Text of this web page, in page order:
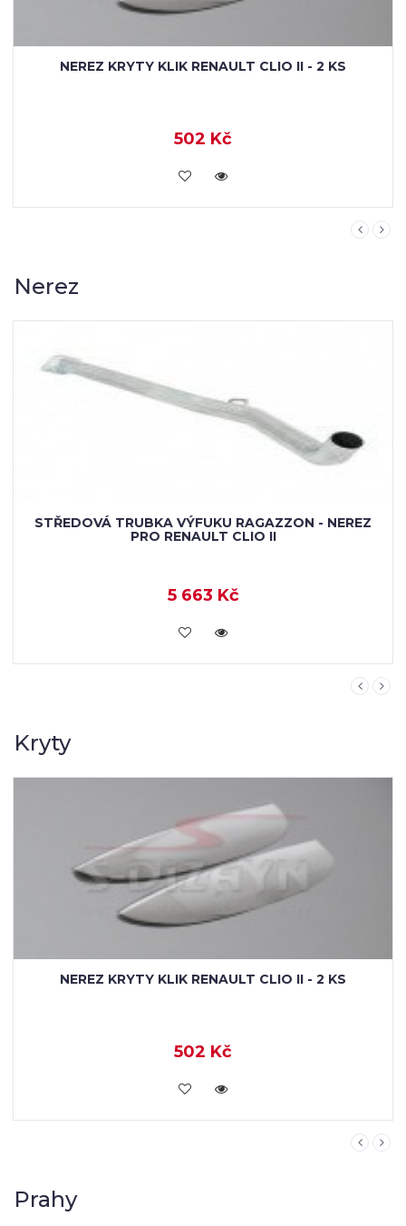
NEREZ KRYTY KLIK RENAULT CLIO II - 2 KS
502 Kč
KOUPIT
Nerez
STŘEDOVÁ TRUBKA VÝFUKU RAGAZZON - NEREZ
PRO RENAULT CLIO II
5 663 Kč
KOUPIT
Kryty
NEREZ KRYTY KLIK RENAULT CLIO II - 2 KS
502 Kč
KOUPIT
Prahy